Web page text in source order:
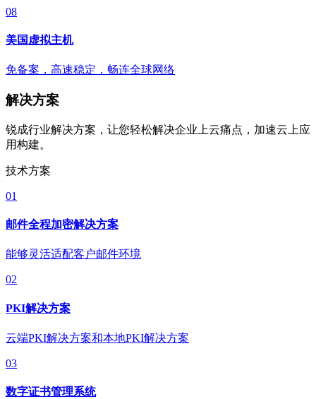
08
美国虚拟主机
免备案，高速稳定，畅连全球网络
解决方案
锐成行业解决方案，让您轻松解决企业上云痛点，加速云上应
用构建。
技术方案
01
邮件全程加密解决方案
能够灵活适配客户邮件环境
02
PKI解决方案
云端PKI解决方案和本地PKI解决方案
03
数字证书管理系统